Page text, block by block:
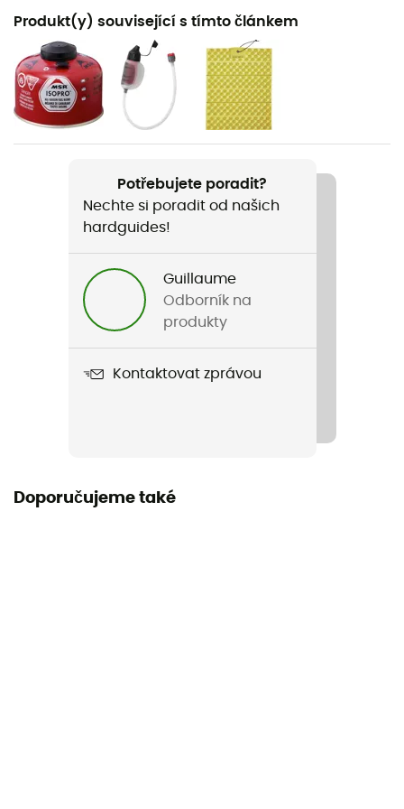
Doporučené pro
Pěší turistika / Skialpinismus / Trekking / Horolezectví /
Běžné použití
Hmotnost
430 g
Windburner 1,0 L
Produkt(y) související s tímto článkem
Potřebujete poradit?
Nechte si poradit od našich
hardguides!
Guillaume
Odborník na
produkty
Kontaktovat zprávou
Doporučujeme také